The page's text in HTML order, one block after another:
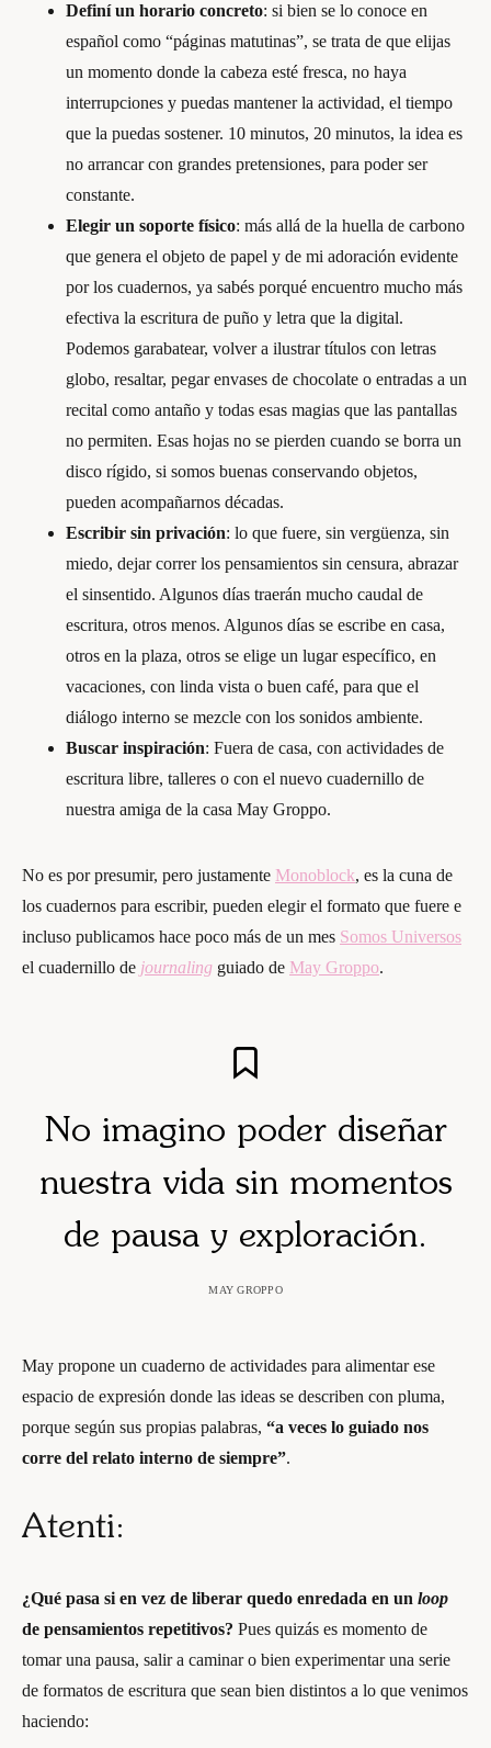
Definí un horario concreto: si bien se lo conoce en
español como “páginas matutinas”, se trata de que elijas
un momento donde la cabeza esté fresca, no haya
interrupciones y puedas mantener la actividad, el tiempo
que la puedas sostener. 10 minutos, 20 minutos, la idea es
no arrancar con grandes pretensiones, para poder ser
constante.
Elegir un soporte físico: más allá de la huella de carbono
que genera el objeto de papel y de mi adoración evidente
por los cuadernos, ya sabés porqué encuentro mucho más
efectiva la escritura de puño y letra que la digital.
Podemos garabatear, volver a ilustrar títulos con letras
globo, resaltar, pegar envases de chocolate o entradas a un
recital como antaño y todas esas magias que las pantallas
no permiten. Esas hojas no se pierden cuando se borra un
disco rígido, si somos buenas conservando objetos,
pueden acompañarnos décadas.
Escribir sin privación: lo que fuere, sin vergüenza, sin
miedo, dejar correr los pensamientos sin censura, abrazar
el sinsentido. Algunos días traerán mucho caudal de
escritura, otros menos. Algunos días se escribe en casa,
otros en la plaza, otros se elige un lugar específico, en
vacaciones, con linda vista o buen café, para que el
diálogo interno se mezcle con los sonidos ambiente.
Buscar inspiración: Fuera de casa, con actividades de
escritura libre, talleres o con el nuevo cuadernillo de
nuestra amiga de la casa May Groppo.
No es por presumir, pero justamente Monoblock, es la cuna de
los cuadernos para escribir, pueden elegir el formato que fuere e
incluso publicamos hace poco más de un mes Somos Universos
el cuadernillo de journaling guiado de May Groppo.
No imagino poder diseñar
nuestra vida sin momentos
de pausa y exploración.
MAY GROPPO
May propone un cuaderno de actividades para alimentar ese
espacio de expresión donde las ideas se describen con pluma,
porque según sus propias palabras, “a veces lo guiado nos
corre del relato interno de siempre”.
Atenti:
¿Qué pasa si en vez de liberar quedo enredada en un loop
de pensamientos repetitivos? Pues quizás es momento de
tomar una pausa, salir a caminar o bien experimentar una serie
de formatos de escritura que sean bien distintos a lo que venimos
haciendo: